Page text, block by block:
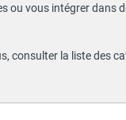
ou vous intégrer dans
consulter la liste des